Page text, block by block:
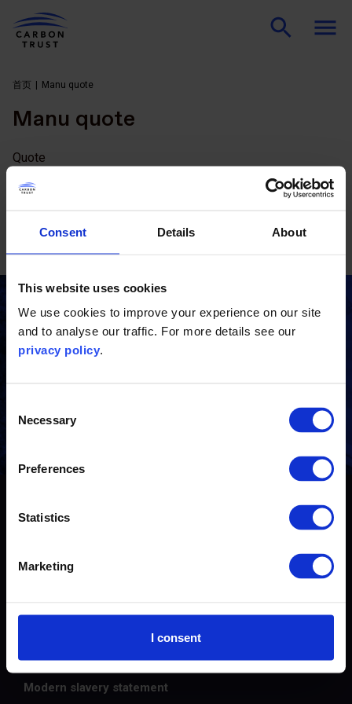
Consent Details About
This website uses cookies
We use cookies to improve your experience on our site
and to analyse our traffic. For more details see our
privacy policy.
Selection
Necessary
Preferences
Statistics
Marketing
I consent
首页 Manu quote
Manu quote
Quote
碳信托提供了许多对我来说非常有价值的东西，比如有趣又
的基础是低碳转型脱碳这一重要使命。碳信托的每个人都在
为实现这个使命而努力拼搏，这让我们的工作十分充实。
联系我们
联系我们
Cookie政策
Modern slavery statement